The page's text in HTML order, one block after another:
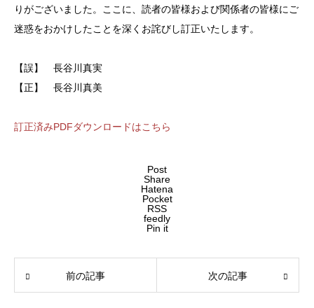
りがございました。ここに、読者の皆様および関係者の皆様にご
迷惑をおかけしたことを深くお詫びし訂正いたします。
【誤】 長谷川真実
【正】 長谷川真美
訂正済みPDFダウンロードはこちら
Post
Share
Hatena
Pocket
RSS
feedly
Pin it
前の記事 次の記事